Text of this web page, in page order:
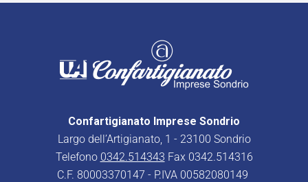
Confartigianato Imprese Sondrio
Largo dell’Artigianato, 1 - 23100 Sondrio
Telefono 0342.514343 Fax 0342.514316
C.F. 80003370147 - P.IVA 00582080149